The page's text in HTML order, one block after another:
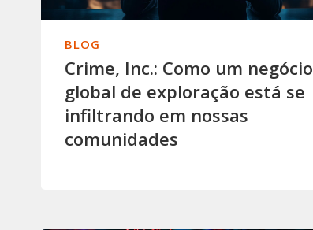
BLOG
Crime, Inc.: Como um negócio
global de exploração está se
infiltrando em nossas
comunidades